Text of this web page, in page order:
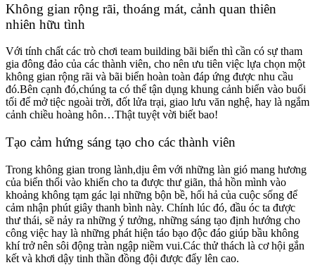
Không gian rộng rãi, thoáng mát, cảnh quan thiên
nhiên hữu tình
Với tính chất các trò chơi team building bãi biển thì cần có sự tham
gia đông đảo của các thành viên, cho nên ưu tiên việc lựa chọn một
không gian rộng rãi và bãi biển hoàn toàn đáp ứng được nhu cầu
đó.Bên cạnh đó,chúng ta có thể tận dụng khung cảnh biển vào buổi
tối để mở tiệc ngoài trời, đốt lửa trại, giao lưu văn nghệ, hay là ngắm
cảnh chiều hoàng hôn…Thật tuyệt vời biết bao!
Tạo cảm hứng sáng tạo cho các thành viên
Trong không gian trong lành,dịu êm với những làn gió mang hương
của biển thổi vào khiến cho ta được thư giãn, thả hồn mình vào
khoảng không tạm gác lại những bộn bề, hối hả của cuộc sống để
cảm nhận phút giây thanh bình này. Chính lúc đó, đầu óc ta được
thư thái, sẽ nảy ra những ý tưởng, những sáng tạo định hướng cho
công việc hay là những phát hiện táo bạo độc đáo giúp bầu không
khí trở nên sôi động tràn ngập niềm vui.Các thử thách là cơ hội gắn
kết và khơi dậy tinh thần đồng đội được đẩy lên cao.